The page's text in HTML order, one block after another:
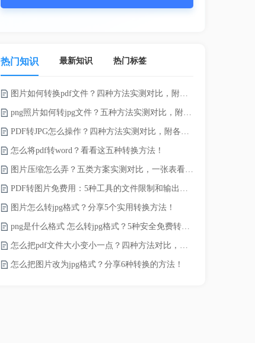
热门知识 最新知识 热门标签
图片如何转换pdf文件？四种方法实测对比，附各场景最优选！
png照片如何转jpg文件？五种方法实测对比，附各场景最优选!！
PDF转JPG怎么操作？四种方法实测对比，附各场景最优选！
怎么将pdf转word？看看这五种转换方法！
图片压缩怎么弄？五类方案实测对比，一张表看懂怎么选！
PDF转图片免费用：5种工具的文件限制和输出质量对比！
图片怎么转jpg格式？分享5个实用转换方法！
png是什么格式 怎么转jpg格式？5种安全免费转换方法全解析！
怎么把pdf文件大小变小一点？四种方法对比，一看就懂！
怎么把图片改为jpg格式？分享6种转换的方法！